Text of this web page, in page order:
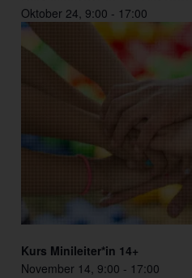
Oktober 24, 9:00 - 17:00
Kurs Minileiter*in 14+
November 14, 9:00 - 17:00